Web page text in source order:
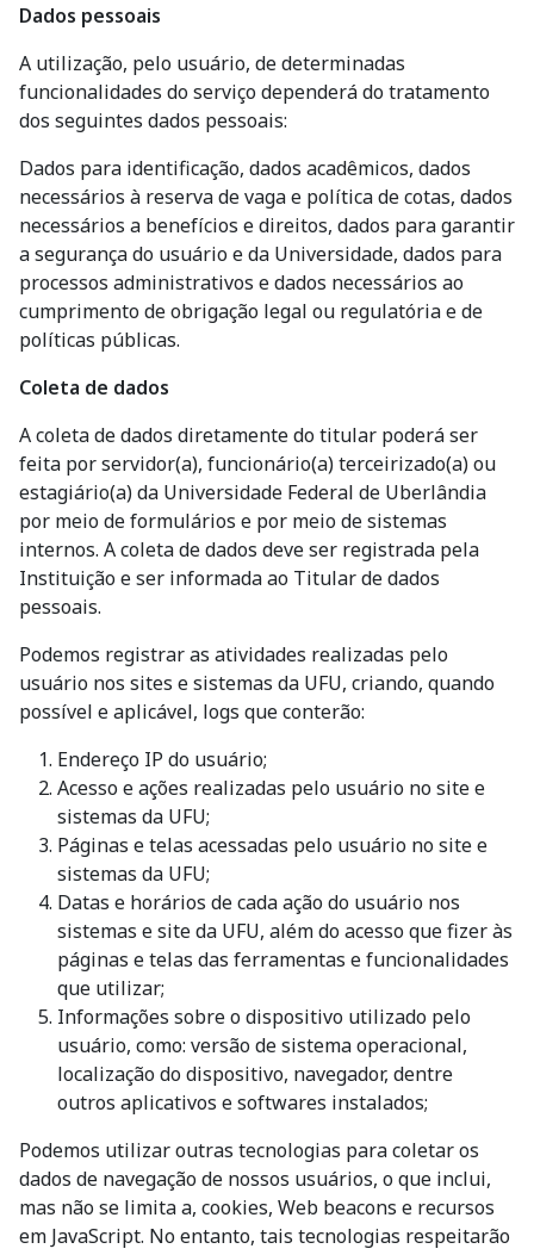
Dados pessoais
A utilização, pelo usuário, de determinadas
funcionalidades do serviço dependerá do tratamento
dos seguintes dados pessoais:
Dados para identificação, dados acadêmicos, dados
necessários à reserva de vaga e política de cotas, dados
necessários a benefícios e direitos, dados para garantir
a segurança do usuário e da Universidade, dados para
processos administrativos e dados necessários ao
cumprimento de obrigação legal ou regulatória e de
políticas públicas.
Coleta de dados
A coleta de dados diretamente do titular poderá ser
feita por servidor(a), funcionário(a) terceirizado(a) ou
estagiário(a) da Universidade Federal de Uberlândia
por meio de formulários e por meio de sistemas
internos. A coleta de dados deve ser registrada pela
Instituição e ser informada ao Titular de dados
pessoais.
Podemos registrar as atividades realizadas pelo
usuário nos sites e sistemas da UFU, criando, quando
possível e aplicável, logs que conterão:
Endereço IP do usuário;
Acesso e ações realizadas pelo usuário no site e
sistemas da UFU;
Páginas e telas acessadas pelo usuário no site e
sistemas da UFU;
Datas e horários de cada ação do usuário nos
sistemas e site da UFU, além do acesso que fizer às
páginas e telas das ferramentas e funcionalidades
que utilizar;
Informações sobre o dispositivo utilizado pelo
usuário, como: versão de sistema operacional,
localização do dispositivo, navegador, dentre
outros aplicativos e softwares instalados;
Podemos utilizar outras tecnologias para coletar os
dados de navegação de nossos usuários, o que inclui,
mas não se limita a, cookies, Web beacons e recursos
em JavaScript. No entanto, tais tecnologias respeitarão